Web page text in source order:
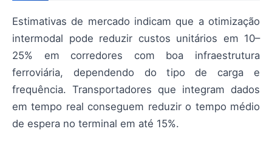
Estimativas de mercado indicam que a otimização
intermodal pode reduzir custos unitários em 10–
25% em corredores com boa infraestrutura
ferroviária, dependendo do tipo de carga e
frequência. Transportadores que integram dados
em tempo real conseguem reduzir o tempo médio
de espera no terminal em até 15%.